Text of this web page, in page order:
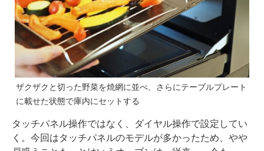
ザクザクと切った野菜を焼網に並べ、さらにテーブルプレート
に載せた状態で庫内にセットする
タッチパネル操作ではなく、ダイヤル操作で設定してい
く。今回はタッチパネルのモデルが多かったため、やや